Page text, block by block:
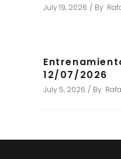
July 19, 2026 By
12/07/2026
July 5, 2026 By